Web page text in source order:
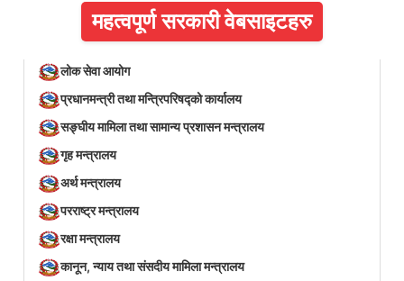
महत्वपूर्ण सरकारी वेबसाइटहरु
लोक सेवा आयोग
प्रधानमन्त्री तथा मन्त्रिपरिषद्को कार्यालय
सङ्घीय मामिला तथा सामान्य प्रशासन मन्त्रालय
गृह मन्त्रालय
अर्थ मन्त्रालय
परराष्ट्र मन्त्रालय
रक्षा मन्त्रालय
कानून, न्याय तथा संसदीय मामिला मन्त्रालय